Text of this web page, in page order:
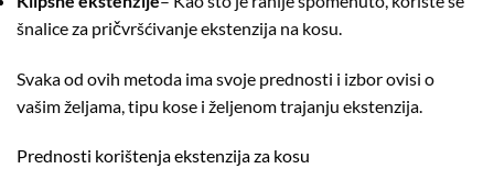
šnalice za pričvršćivanje ekstenzija na kosu.
Svaka od ovih metoda ima svoje prednosti i izbor ovisi o
vašim željama, tipu kose i željenom trajanju ekstenzija.
Prednosti korištenja ekstenzija za kosu